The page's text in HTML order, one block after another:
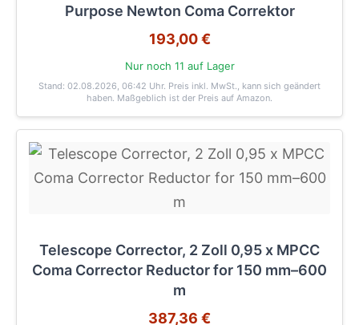
Purpose Newton Coma Correktor
193,00 €
Nur noch 11 auf Lager
Stand: 02.08.2026, 06:42 Uhr. Preis inkl. MwSt., kann sich geändert
haben. Maßgeblich ist der Preis auf Amazon.
Telescope Corrector, 2 Zoll 0,95 x MPCC
Coma Corrector Reductor for 150 mm–600
m
387,36 €